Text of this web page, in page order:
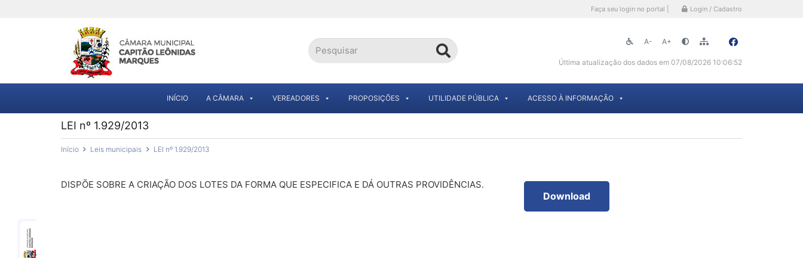
Faça seu login no portal | Login / Cadastro
A- A+
Última atualização dos dados em 07/08/2026 10:06:52
INÍCIO A CÂMARA VEREADORES PROPOSIÇÕES UTILIDADE PÚBLICA ACESSO À INFORMAÇÃO
LEI nº 1.929/2013
Início Leis municipais LEI nº 1.929/2013
DISPÕE SOBRE A CRIAÇÃO DOS LOTES DA FORMA QUE ESPECIFICA E DÁ OUTRAS PROVIDÊNCIAS.
Download